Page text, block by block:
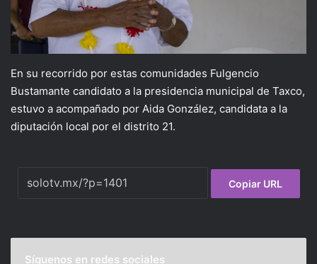
En su recorrido por estas comunidades Fulgencio
Bustamante candidato a la presidencia municipal de Taxco,
estuvo a acompañado por Aida González, candidata a la
diputación local por el distrito 21.
Copiar URL
Síguenos en redes sociales